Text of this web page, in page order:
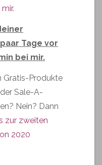
Tage vor
bei mir.
Gratis-Produkte
Sale-A-
Nein? Dann
zur zweiten
2020